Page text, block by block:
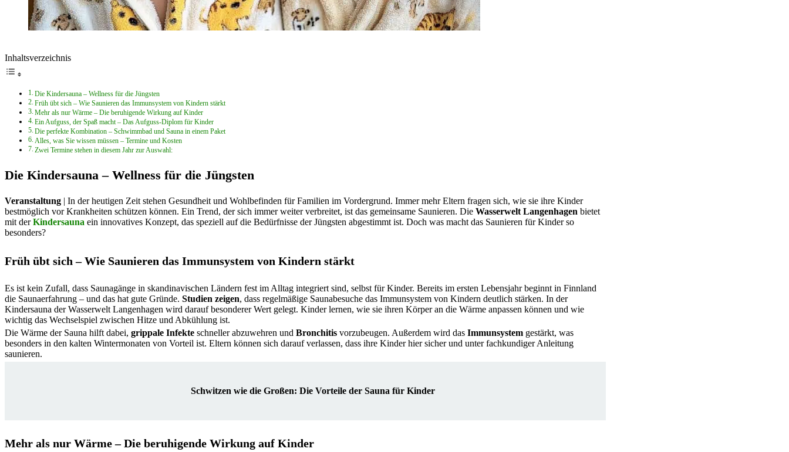
Inhaltsverzeichnis
Die Kindersauna – Wellness für die Jüngsten
Früh übt sich – Wie Saunieren das Immunsystem von Kindern stärkt
Mehr als nur Wärme – Die beruhigende Wirkung auf Kinder
Ein Aufguss, der Spaß macht – Das Aufguss-Diplom für Kinder
Die perfekte Kombination – Schwimmbad und Sauna in einem Paket
Alles, was Sie wissen müssen – Termine und Kosten
Zwei Termine stehen in diesem Jahr zur Auswahl:
Die Kindersauna – Wellness für die Jüngsten
Veranstaltung | In der heutigen Zeit stehen Gesundheit und Wohlbefinden für Familien im Vordergrund. Immer mehr Eltern fragen sich, wie sie ihre Kinder
bestmöglich vor Krankheiten schützen können. Ein Trend, der sich immer weiter verbreitet, ist das gemeinsame Saunieren. Die Wasserwelt Langenhagen bietet
mit derKindersauna ein innovatives Konzept, das speziell auf die Bedürfnisse der Jüngsten abgestimmt ist. Doch was macht das Saunieren für Kinder so
besonders?
Früh übt sich – Wie Saunieren das Immunsystem von Kindern stärkt
Es ist kein Zufall, dass Saunagänge in skandinavischen Ländern fest im Alltag integriert sind, selbst für Kinder. Bereits im ersten Lebensjahr beginnt in Finnland
die Saunaerfahrung – und das hat gute Gründe. Studien zeigen, dass regelmäßige Saunabesuche das Immunsystem von Kindern deutlich stärken. In der
Kindersauna der Wasserwelt Langenhagen wird darauf besonderer Wert gelegt. Kinder lernen, wie sie ihren Körper an die Wärme anpassen können und wie
wichtig das Wechselspiel zwischen Hitze und Abkühlung ist.
Die Wärme der Sauna hilft dabei, grippale Infekte schneller abzuwehren und Bronchitis vorzubeugen. Außerdem wird das Immunsystem gestärkt, was
besonders in den kalten Wintermonaten von Vorteil ist. Eltern können sich darauf verlassen, dass ihre Kinder hier sicher und unter fachkundiger Anleitung
saunieren.
Schwitzen wie die Großen: Die Vorteile der Sauna für Kinder
Mehr als nur Wärme – Die beruhigende Wirkung auf Kinder